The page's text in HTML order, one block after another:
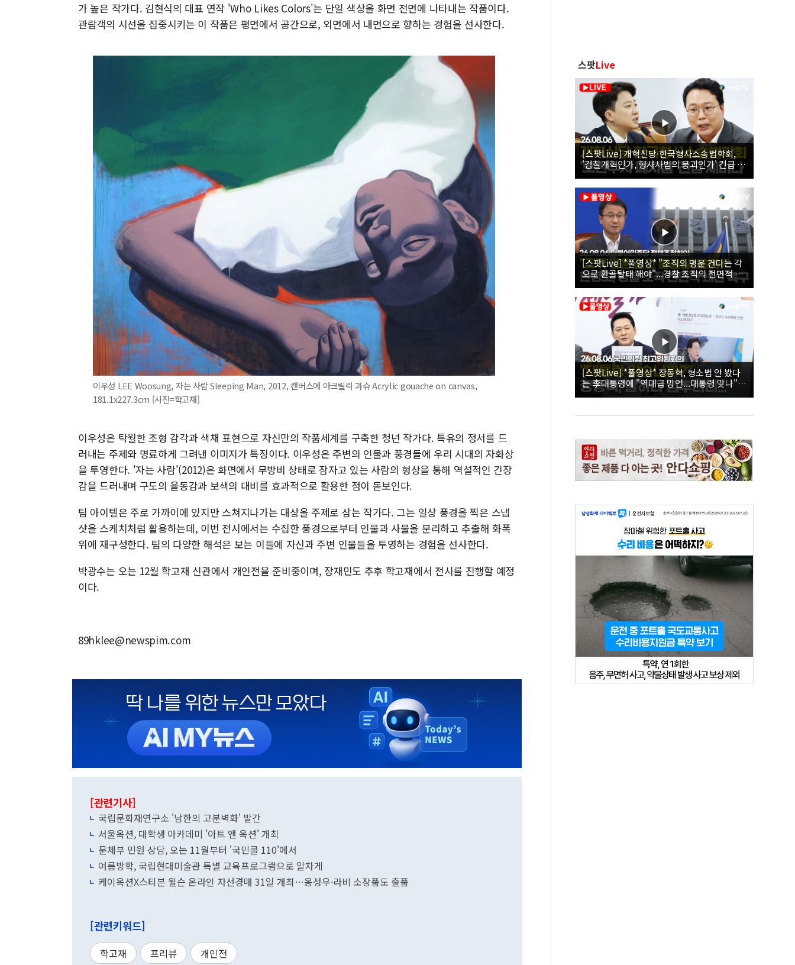
가 높은 작가다. 김현식의 대표 연작 'Who Likes Colors'는 단일 색상을 화면 전면에 나타내는 작품이다.
관람객의 시선을 집중시키는 이 작품은 평면에서 공간으로, 외면에서 내면으로 향하는 경험을 선사한다.
이우성 LEE Woosung, 자는 사람 Sleeping Man, 2012, 캔버스에 아크릴릭 과슈 Acrylic gouache on canvas,
181.1x227.3cm [사진=학고재]
이우성은 탁월한 조형 감각과 색채 표현으로 자신만의 작품세계를 구축한 청년 작가다. 특유의 정서를 드
러내는 주제와 명료하게 그려낸 이미지가 특징이다. 이우성은 주변의 인물과 풍경들에 우리 시대의 자화상
을 투영한다. '자는 사람'(2012)은 화면에서 무방비 상태로 잠자고 있는 사람의 형상을 통해 역설적인 긴장
감을 드러내며 구도의 율동감과 보색의 대비를 효과적으로 활용한 점이 돋보인다.
팀 아이텔은 주로 가까이에 있지만 스쳐지나가는 대상을 주제로 삼는 작가다. 그는 일상 풍경을 찍은 스냅
샷을 스케치처럼 활용하는데, 이번 전시에서는 수집한 풍경으로부터 인물과 사물을 분리하고 추출해 화폭
위에 재구성한다. 팀의 다양한 해석은 보는 이들에 자신과 주변 인물들을 투영하는 경험을 선사한다.
박광수는 오는 12월 학고재 신관에서 개인전을 준비중이며, 장재민도 추후 학고재에서 전시를 진행할 예정
이다.
89hklee@newspim.com
[관련기사]
국립문화재연구소 '남한의 고분벽화' 발간
서울옥션, 대학생 아카데미 '아트 앤 옥션' 개최
문체부 민원 상담, 오는 11월부터 '국민콜 110'에서
여름방학, 국립현대미술관 특별 교육프로그램으로 알차게
케이옥션X스티븐 윌슨 온라인 자선경매 31일 개최…옹성우·라비 소장품도 출품
[관련키워드]
학고재 프리뷰 개인전
스팟Live
[스팟Live] 개혁신당·한국형사소송법학회,
'검찰개혁인가, 형사사법의 붕괴인가' 긴급 세
미나｜26.08.06
[스팟Live] *풀영상* "조직의 명운 건다는 각
오로 환골탈태 해야"...경찰 조직의 전면적 쇄
신 촉구한 한병도 | 26.08.06 더불어민주당 정
책조정회의
[스팟Live] *풀영상* 장동혁, 형소법 안 봤다
는 李대통령에 "역대급 망언...대통령 맞나"｜
26.08.06 국민의힘 최고위원회의